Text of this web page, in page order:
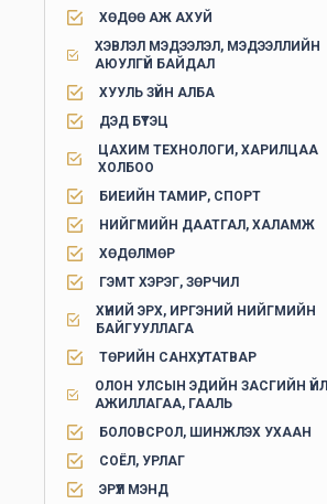
ХӨДӨӨ АЖ АХУЙ
ХЭВЛЭЛ МЭДЭЭЛЭЛ, МЭДЭЭЛЛИЙН
АЮУЛГҮЙ БАЙДАЛ
ХУУЛЬ ЗҮЙН АЛБА
ДЭД БҮТЭЦ
ЦАХИМ ТЕХНОЛОГИ, ХАРИЛЦАА
ХОЛБОО
БИЕИЙН ТАМИР, СПОРТ
НИЙГМИЙН ДААТГАЛ, ХАЛАМЖ
ХӨДӨЛМӨР
ГЭМТ ХЭРЭГ, ЗӨРЧИЛ
ХҮНИЙ ЭРХ, ИРГЭНИЙ НИЙГМИЙН
БАЙГУУЛЛАГА
ТӨРИЙН САНХҮҮ, ТАТВАР
ОЛОН УЛСЫН ЭДИЙН ЗАСГИЙН ҮЙЛ
АЖИЛЛАГАА, ГААЛЬ
БОЛОВСРОЛ, ШИНЖЛЭХ УХААН
СОЁЛ, УРЛАГ
ЭРҮҮЛ МЭНД